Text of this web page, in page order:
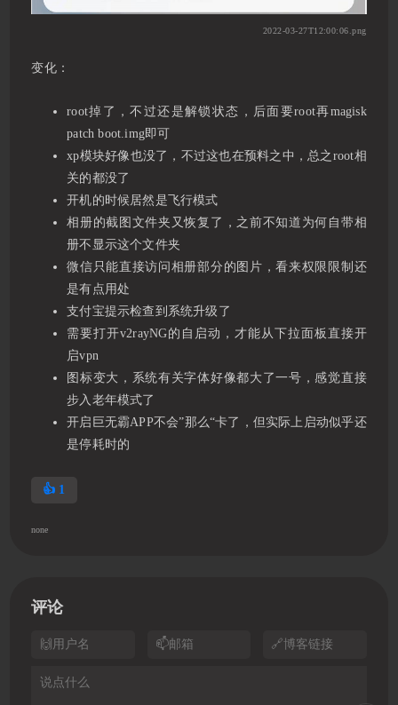
2022-03-27T12:00:06.png
变化：
root掉了，不过还是解锁状态，后面要root再magisk
patch boot.img即可
xp模块好像也没了，不过这也在预料之中，总之root相
关的都没了
开机的时候居然是飞行模式
相册的截图文件夹又恢复了，之前不知道为何自带相
册不显示这个文件夹
微信只能直接访问相册部分的图片，看来权限限制还
是有点用处
支付宝提示检查到系统升级了
需要打开v2rayNG的自启动，才能从下拉面板直接开
启vpn
图标变大，系统有关字体好像都大了一号，感觉直接
步入老年模式了
开启巨无霸APP不会”那么“卡了，但实际上启动似乎还
是停耗时的
👍 1
none
评论